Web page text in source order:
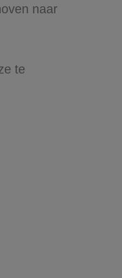
naar
te